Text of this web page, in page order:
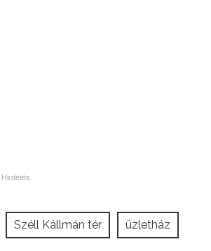
Széll Kállmán tér üzletház